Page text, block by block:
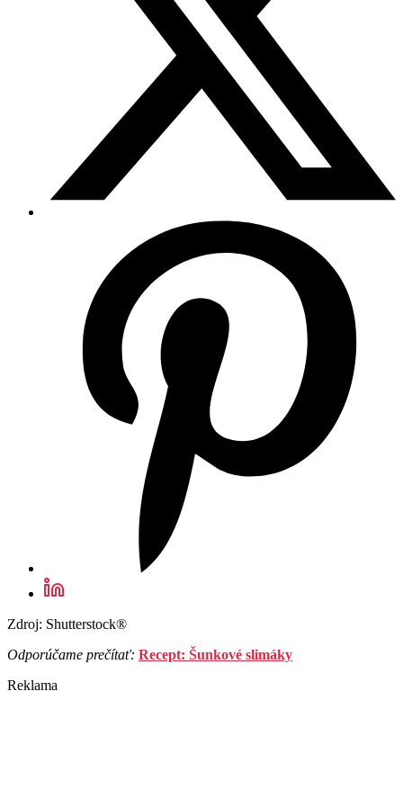
Zdroj: Shutterstock®
Odporúčame prečítať: Recept: Šunkové slimáky
Reklama